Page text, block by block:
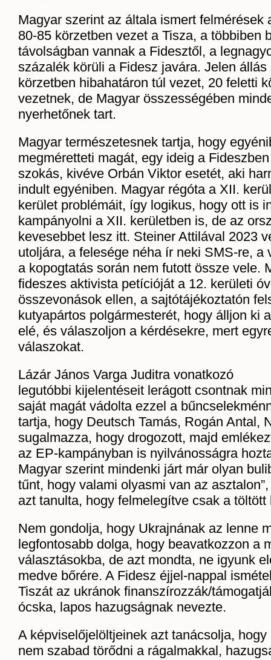
Magyar szerint az általa ismert felmérések
80-85 körzetben vezet a Tisza, a többiben
távolságban vannak a Fidesztől, a
százalék körüli a Fidesz javára. Jelen
körzetben hibahatáron túl vezet, 20 feletti
vezetnek, de Magyar összességében
nyerhetőnek tart.
Magyar természetesnek tartja, hogy
megméretteti magát, egy ideig a
szokás, kivéve Orbán Viktor esetét, aki
indult egyéniben. Magyar régóta a XII.
kerület problémáit, így logikus, hogy ott is
kampányolni a XII. kerületben is, de az
kevesebbet lesz itt. Steiner Attilával 2023
utoljára, a felesége néha ír neki SMS-re, a
a kopogtatás során nem futott össze vele.
fideszes aktivista petícióját a 12. kerületi
összevonások ellen, a sajtótájékoztatón
kutyapártos polgármesterét, hogy álljon ki
elé, és válaszoljon a kérdésekre, mert
válaszokat.
Lázár János Varga Juditra vonatkozó
legutóbbi kijelentéseit lerágott csontnak
saját magát vádolta ezzel a
tartja, hogy Deutsch Tamás, Rogán Antal,
sugalmazza, hogy drogozott, majd
az EP-kampányban is nyilvánosságra
Magyar szerint mindenki járt már olyan
tűnt, hogy valami olyasmi van az
azt tanulta, hogy felmelegítve csak a töltött
Nem gondolja, hogy Ukrajnának az lenne
legfontosabb dolga, hogy beavatkozzon a
választásokba, de azt mondta, ne igyunk
medve bőrére. A Fidesz éjjel-nappal
Tiszát az ukránok finanszírozzák/
ócska, lapos hazugságnak nevezte.
A képviselőjelöltjeinek azt tanácsolja,
nem szabad törődni a rágalmakkal,